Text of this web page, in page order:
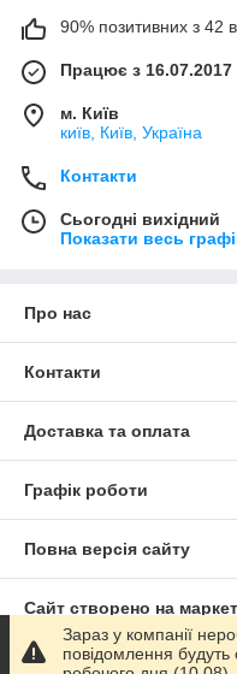
90% позитивних з 42
Працює з 16.07.2017
м. Київ
київ, Київ, Україна
Контакти
Сьогодні вихідний
Показати весь
Про нас
Контакти
Доставка та оплата
Графік роботи
Повна версія сайту
Сайт створено на
Політика
Зараз у компанії
повідомлення